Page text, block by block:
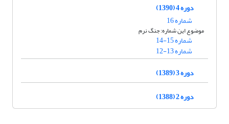
دوره 4 (1390)
شماره 16
موضوع این شماره: جنگ نرم
شماره 15-14
شماره 13-12
دوره 3 (1389)
دوره 2 (1388)